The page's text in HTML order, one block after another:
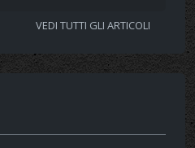
VEDI TUTTI GLI ARTICOLI